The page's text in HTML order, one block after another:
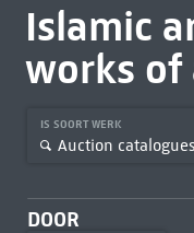
Islamic
works of
IS SOORT WERK
Auction catalogues
DOOR